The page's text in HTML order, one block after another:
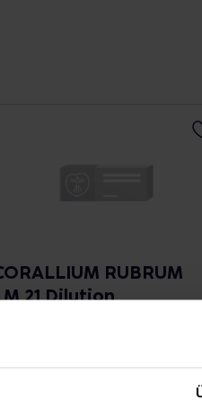
RUBRUM
21 Dilution